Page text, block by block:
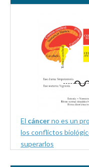
El cáncerno es un
los conflictos
superarlos